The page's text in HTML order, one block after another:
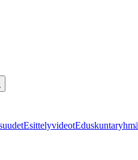
Esittelyvideot